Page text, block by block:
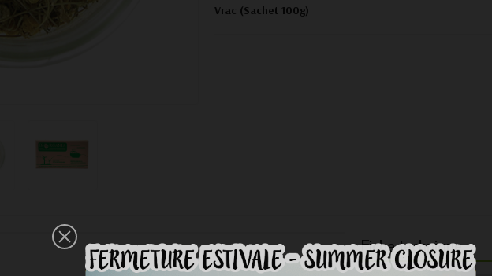
Vrac (Sachet 100g)
Fiche technique